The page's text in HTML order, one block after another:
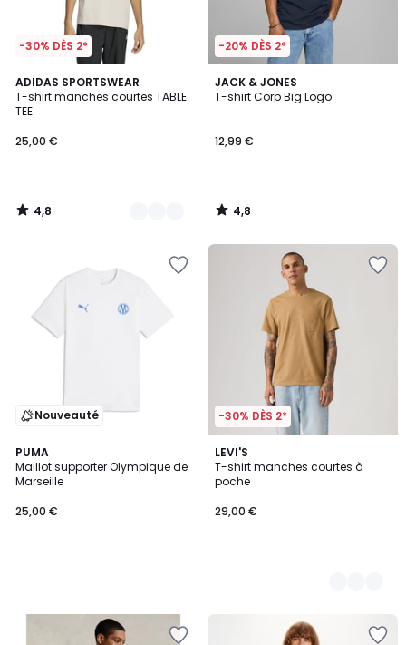
-30% DÈS 2*
ADIDAS SPORTSWEAR
T-shirt manches courtes TABLE
TEE
25,00 €
4,8
/ 5
2
Couleurs
4,8
/
-20% DÈS 2*
JACK & JONES
T-shirt Corp Big Logo
12,99 €
4,8
/ 5
4,8
/
Nouveauté
PUMA
Maillot supporter Olympique de
Marseille
25,00 €
-30% DÈS 2*
LEVI'S
T-shirt manches courtes à
poche
29,00 €
2
Couleurs